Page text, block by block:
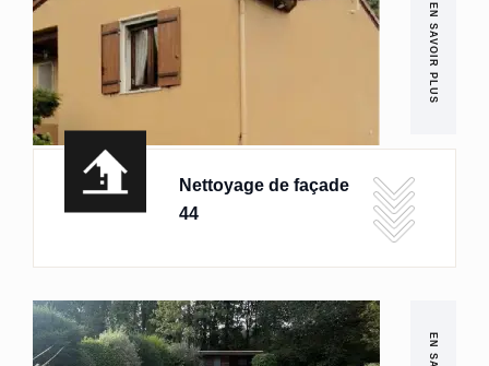
EN SAVOIR PLUS
Nettoyage de façade
44